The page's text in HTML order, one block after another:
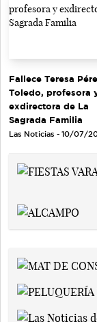
Fallece Teresa
Toledo, profesora
exdirectora de La
Sagrada Familia
Las Noticias - 10/07/